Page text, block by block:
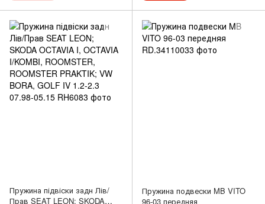
Пружина підвіски задн Лів/
Прав SEAT LEON; SKODA
Пружина подвески MB VITO
96-03 передняя